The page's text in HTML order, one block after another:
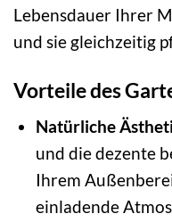
Lebensdauer Ihrer
und sie gleichzeitig
Vorteile des
Natürliche
und die dezente
Ihrem
einladende